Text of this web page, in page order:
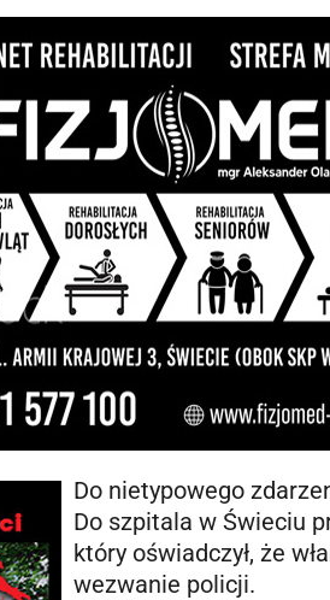
Do nietypowego
Do szpitala w Świeciu
który oświadczył, że
wezwanie policji.